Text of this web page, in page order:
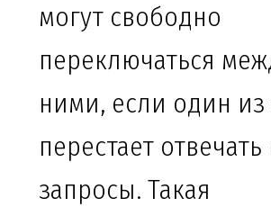
могут свободно
переключаться
ними, если один из
перестает отвечать
запросы. Такая